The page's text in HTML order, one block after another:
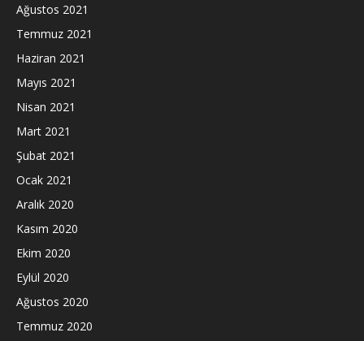
Ağustos 2021
Temmuz 2021
Haziran 2021
Mayıs 2021
Nisan 2021
Mart 2021
Şubat 2021
Ocak 2021
Aralık 2020
Kasım 2020
Ekim 2020
Eylül 2020
Ağustos 2020
Temmuz 2020